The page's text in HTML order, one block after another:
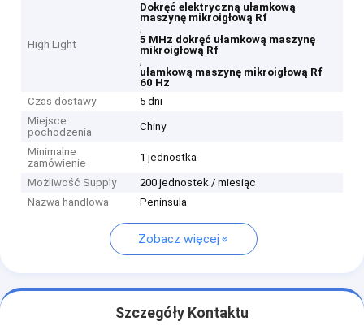
High Light
Dokręć elektryczną ułamkową
maszynę mikroigłową Rf
,
5 MHz dokręć ułamkową maszynę
mikroigłową Rf
,
ułamkową maszynę mikroigłową Rf
60 Hz
Czas dostawy
5 dni
Miejsce
pochodzenia
Chiny
Minimalne
zamówienie
1 jednostka
Możliwość Supply
200 jednostek / miesiąc
Nazwa handlowa
Peninsula
Zobacz więcej
Szczegóły Kontaktu